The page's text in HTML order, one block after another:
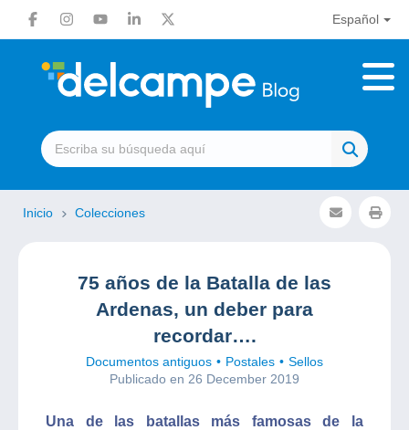
Español
Inicio Colecciones
75 años de la Batalla de las
Ardenas, un deber para
recordar….
Documentos antiguos Postales
Sellos
Publicado en 26 December 2019
Una de las batallas más famosas de la